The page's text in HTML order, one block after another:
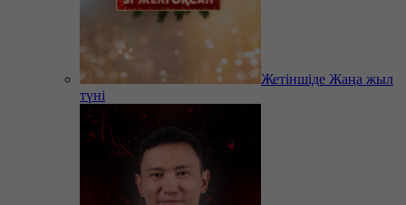
Жетіншіде Жаңа жыл
түні